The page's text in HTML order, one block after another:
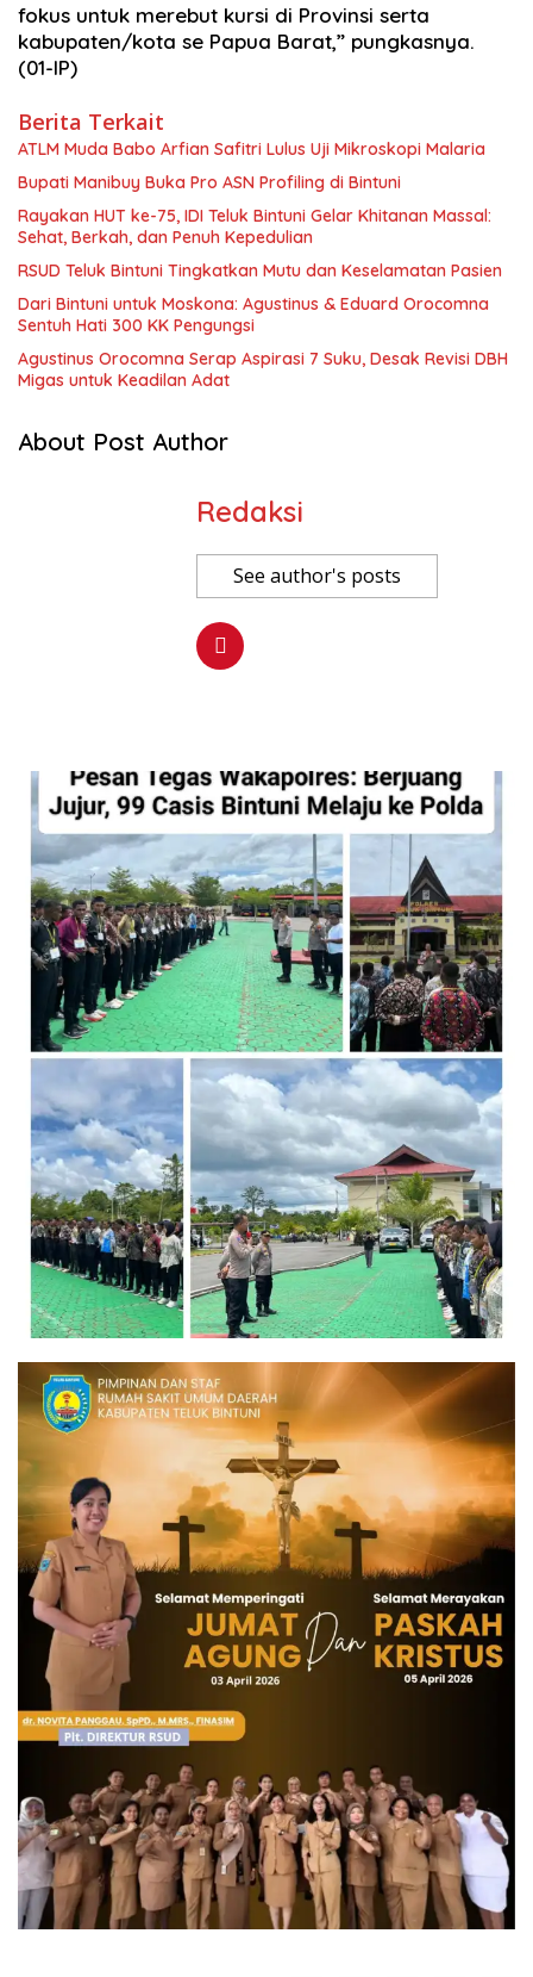
fokus untuk merebut kursi di Provinsi serta
kabupaten/kota se Papua Barat,” pungkasnya.
(01-IP)
Berita Terkait
ATLM Muda Babo Arfian Safitri Lulus Uji Mikroskopi Malaria
Bupati Manibuy Buka Pro ASN Profiling di Bintuni
Rayakan HUT ke-75, IDI Teluk Bintuni Gelar Khitanan Massal:
Sehat, Berkah, dan Penuh Kepedulian
RSUD Teluk Bintuni Tingkatkan Mutu dan Keselamatan Pasien
Dari Bintuni untuk Moskona: Agustinus & Eduard Orocomna
Sentuh Hati 300 KK Pengungsi
Agustinus Orocomna Serap Aspirasi 7 Suku, Desak Revisi DBH
Migas untuk Keadilan Adat
About Post Author
Redaksi
See author's posts